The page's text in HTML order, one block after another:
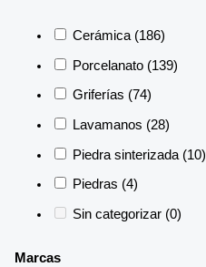
Cerámica (186)
Porcelanato (139)
Griferías (74)
Lavamanos (28)
Piedra sinterizada (10)
Piedras (4)
Sin categorizar (0)
Marcas